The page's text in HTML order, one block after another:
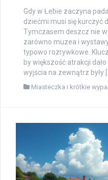
Gdy w Łebie zaczyna
dziećmi musi się kurczyć
Tymczasem deszcz nie
zarówno muzea i
typowo rozrywkowe.
by większość atrakcji
wyjścia na zewnątrz były
Miasteczka i krótkie